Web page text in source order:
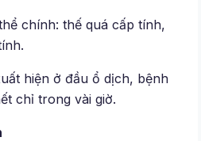
chính: thế quá cấp tính,
hiện ở đầu ổ dịch, bệnh
chỉ trong vài giờ.